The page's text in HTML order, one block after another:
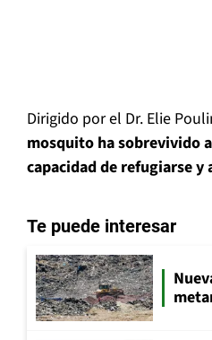
Dirigido por el Dr. Elie
mosquito ha sobrevivido
capacidad de refugiarse y
Te puede interesar